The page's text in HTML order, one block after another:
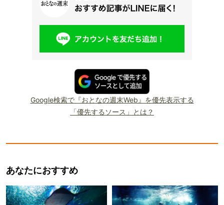
Google検索で『おとなの週末Web』を優先表示する
「優先するソース」とは？
あなたにおすすめ